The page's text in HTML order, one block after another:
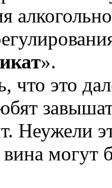
».
что это
Неужели
вина